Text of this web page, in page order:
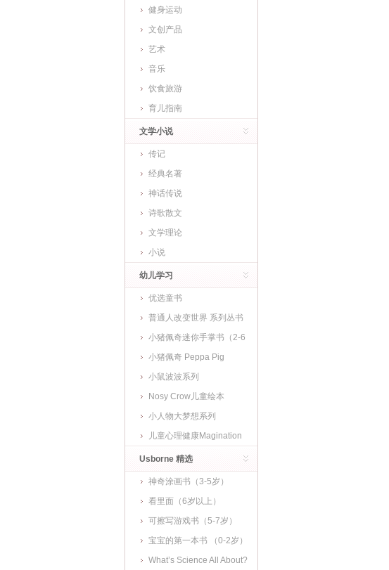
健身运动
文创产品
艺术
音乐
饮食旅游
育儿指南
文学小说
传记
经典名著
神话传说
诗歌散文
文学理论
小说
幼儿学习
优选童书
普通人改变世界 系列丛书
小猪佩奇迷你手掌书（2-6
岁)
小猪佩奇 Peppa Pig
小鼠波波系列
Nosy Crow儿童绘本
小人物大梦想系列
儿童心理健康Magination
Press
Usborne 精选
神奇涂画书（3-5岁）
看里面（6岁以上）
可擦写游戏书（5-7岁）
宝宝的第一本书 （0-2岁）
What’s Science All About?